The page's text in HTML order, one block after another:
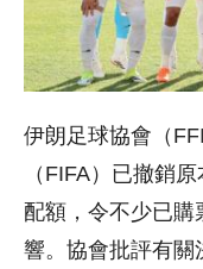
伊朗足球協會（
（FIFA）已撤銷
配額，令不少已購
響。協會批評有關